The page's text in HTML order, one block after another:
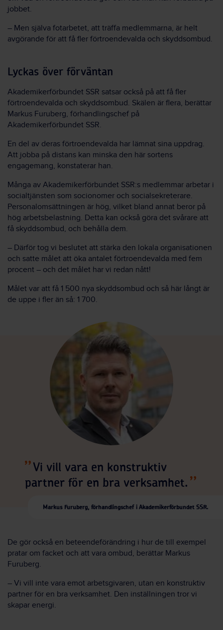
jobbet.
– Men själva fotarbetet, att träffa medlemmarna, är helt
avgörande för att få fler förtroendevalda och skyddsombud.
Lyckas över förväntan
Akademikerförbundet SSR satsar också på att få fler
förtroendevalda och skyddsombud. Skälen är flera, berättar
Markus Furuberg, förhandlingschef på
Akademikerförbundet SSR.
En del av deras förtroendevalda har lämnat sina uppdrag.
Att jobba på distans kan minska den här sortens
engagemang, konstaterar han.
Många av Akademikerförbundet SSR:s medlemmar arbetar i
socialtjänsten som socionomer och socialsekreterare.
Personalomsättningen är hög, vilket bland annat beror på
hög arbetsbelastning. Detta kan också göra det svårare att
få skyddsombud, och behålla dem.
– Därför tog vi beslutet att stärka den lokala organisationen
och satte målet att öka antalet förtroendevalda med fem
procent – och det målet har vi redan nått!
Målet var att få 1 500 nya skyddsombud och så här långt är
de uppe i fler än så: 1 700.
Vi vill vara en konstruktiv
partner för en bra verksamhet.
Markus Furuberg, förhandlingschef i Akademikerförbundet SSR.
De gör också en beteendeförändring i hur de till exempel
pratar om facket och att vara ombud, berättar Markus
Furuberg.
– Vi vill inte vara emot arbetsgivaren, utan en konstruktiv
partner för en bra verksamhet. Den inställningen tror vi
skapar energi.